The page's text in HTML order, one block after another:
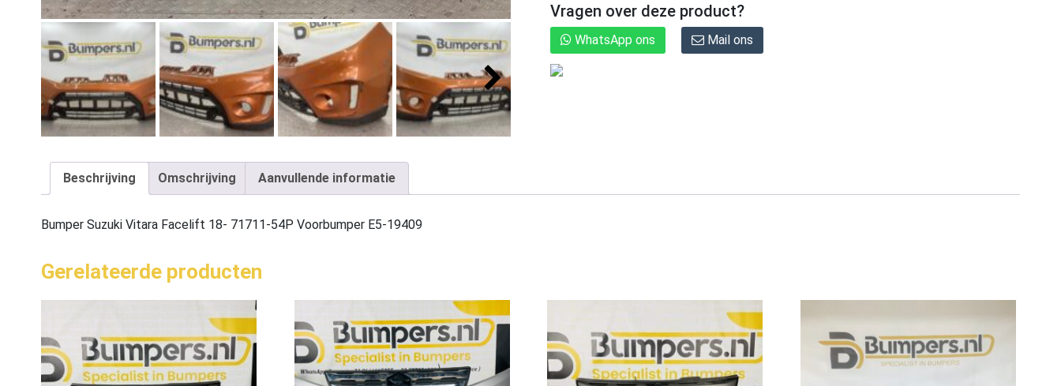
Vragen over deze product?
WhatsApp ons Mail ons
Beschrijving Omschrijving Aanvullende informatie
Bumper Suzuki Vitara Facelift 18- 71711-54P Voorbumper E5-19409
Gerelateerde producten